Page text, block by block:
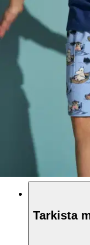
Loppu
Valitse toimitustapa
Nouto
Ei saatavilla
Ilmainen
Postin
Etu ei koske
Tarkista